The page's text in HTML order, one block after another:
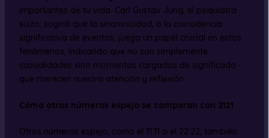
importantes de tu vida. Carl Gustav Jung, el psiquiatra
suizo, sugirió que la sincronicidad, o la coincidencia
significativa de eventos, juega un papel crucial en estos
fenómenos, indicando que no son simplemente
casualidades sino momentos cargados de significado
que merecen nuestra atención y reflexión.
Cómo otros números espejo se comparan con 2121
Otros números espejo, como el 11:11 o el 22:22, también